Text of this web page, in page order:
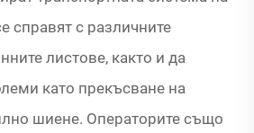
справят с различните
листове, както и да
като прекъсване на
шиене. Операторите също